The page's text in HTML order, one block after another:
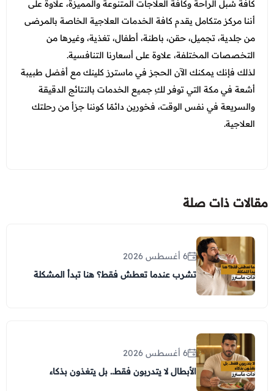
كافة سُبل الراحة وكافة العلاجات المتنوعة والمميزة، علاوة على
أننا مركز متكامل يقدم كافة الخدمات العلاجية الخاصة بالمرضى
من جلدية، تجميل، حقن، باطنة، أطفال، تغذية، وغيرها من
التخصصات المختلفة، علاوة على أسعارنا التنافسية.
لذلك فإنك يمكنك الآن الحجز في ماسترز كلينك مع أفضل طبيبة
أشعة في مكة التي توفر لكِ جميع الخدمات بالنتائج الدقيقة
والسريعة في نفس الوقت، فخورين دائمًا كوننا جزأ من رحلتك
العلاجية.
مقالات ذات صلة
6 أغسطس 2026
تشرب عندما تعطش فقط؟ هنا تبدأ المشكلة
6 أغسطس 2026
الأبطال لا يتدربون فقط.. بل يتغذون بذكاء